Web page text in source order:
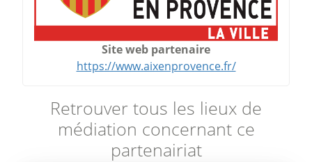
Site web partenaire
https://www.aixenprovence.fr/
Retrouver tous les lieux de
médiation concernant ce
partenairiat